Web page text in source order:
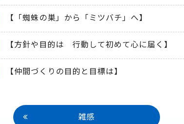
【「蜘蛛の巣」から「ミツバチ」へ】
【方針や目的は 行動して初めて心に届く】
【仲間づくりの目的と目標は】
雑感